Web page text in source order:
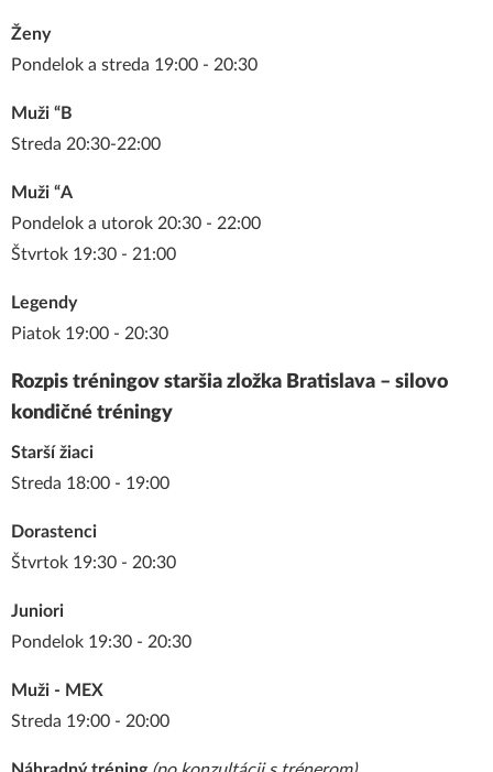
Ženy
Pondelok a streda 19:00 - 20:30
Muži “B
Streda 20:30-22:00
Muži “A
Pondelok a utorok 20:30 - 22:00
Štvrtok 19:30 - 21:00
Legendy
Piatok 19:00 - 20:30
Rozpis tréningov staršia zložka Bratislava – silovo
kondičné tréningy
Starší žiaci
Streda 18:00 - 19:00
Dorastenci
Štvrtok 19:30 - 20:30
Juniori
Pondelok 19:30 - 20:30
Muži - MEX
Streda 19:00 - 20:00